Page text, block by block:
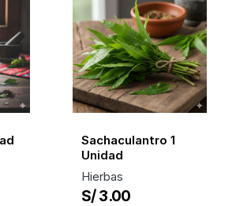
Sachaculantro 1
Unidad
Hierbas
S/ 3.00